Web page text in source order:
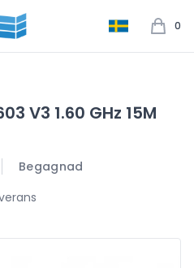
0
V3 1.60 GHz 15M
Begagnad